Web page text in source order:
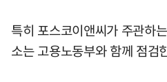
특히 포스코이앤씨가 주관하
소는 고용노동부와 함께 점검